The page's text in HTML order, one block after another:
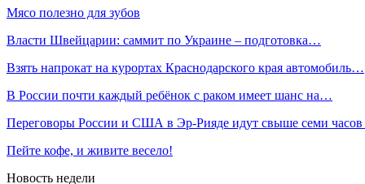
Мясо полезно для зубов
Власти Швейцарии: саммит по Украине – подготовка…
Взять напрокат на курортах Краснодарского края автомобиль…
В России почти каждый ребёнок с раком имеет шанс на…
Переговоры России и США в Эр-Рияде идут свыше семи
Пейте кофе, и живите весело!
Новость недели